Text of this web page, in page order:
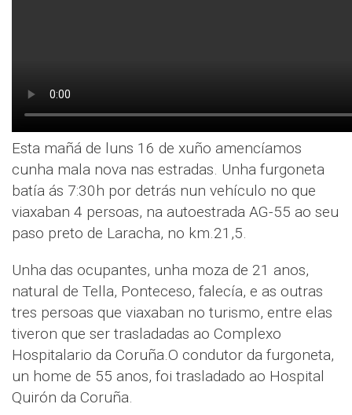
Esta mañá de luns 16 de xuño amencíamos
cunha mala nova nas estradas. Unha furgoneta
batía ás 7:30h por detrás nun vehículo no que
viaxaban 4 persoas, na autoestrada AG-55 ao seu
paso preto de Laracha, no km.21,5.
Unha das ocupantes, unha moza de 21 anos,
natural de Tella, Ponteceso, falecía, e as outras
tres persoas que viaxaban no turismo, entre elas
tiveron que ser trasladadas ao Complexo
Hospitalario da Coruña.O condutor da furgoneta,
un home de 55 anos, foi trasladado ao Hospital
Quirón da Coruña.